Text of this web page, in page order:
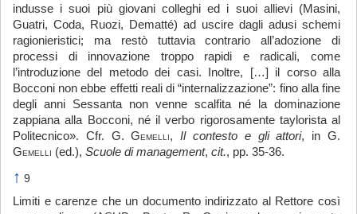
indusse i suoi più giovani colleghi ed i suoi allievi (Masini,
Guatri, Coda, Ruozi, Dematté) ad uscire dagli adusi schemi
ragionieristici; ma restò tuttavia contrario all’adozione di
processi di innovazione troppo rapidi e radicali, come
l’introduzione del metodo dei casi. Inoltre, […] il corso alla
Bocconi non ebbe effetti reali di “internalizzazione”: fino alla fine
degli anni Sessanta non venne scalfita né la dominazione
zappiana alla Bocconi, né il verbo rigorosamente taylorista al
Politecnico». Cfr. G.Gemelli,Il contesto e gli attori, in G.
Gemelli (ed.), Scuole di management, cit., pp. 35-36.
↑ 9
Limiti e carenze che un documento indirizzato al Rettore così